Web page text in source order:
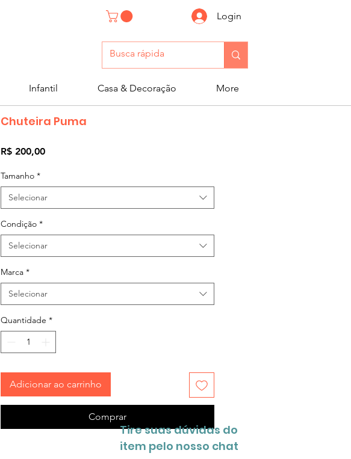
Login
Infantil Casa & Decoração More
Chuteira Puma
R$ 200,00Preço
Tamanho *
Selecionar
Condição *
Selecionar
Marca *
Selecionar
Quantidade *
Adicionar ao carrinho
Comprar
Tire suas dúvidas do
item pelo nosso chat